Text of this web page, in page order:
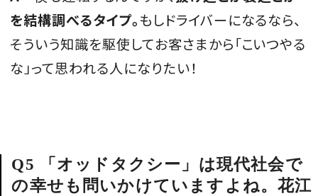
を結構調べるタイプ。もしドライバーになるなら、
そういう知識を駆使してお客さまから「こいつやる
な」って思われる人になりたい！
Q5 「オッドタクシー」は現代社会で
の幸せも問いかけていますよね。花江